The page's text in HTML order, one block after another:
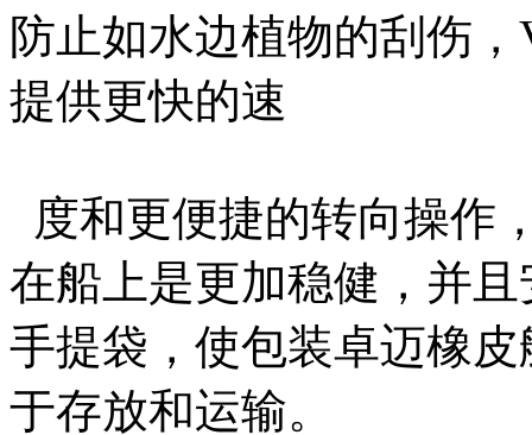
防止如水边植物的刮伤
提供更快的速
度和更便捷的转向操作
在船上是更加稳健，并
手提袋，使包装卓迈橡
于存放和运输。